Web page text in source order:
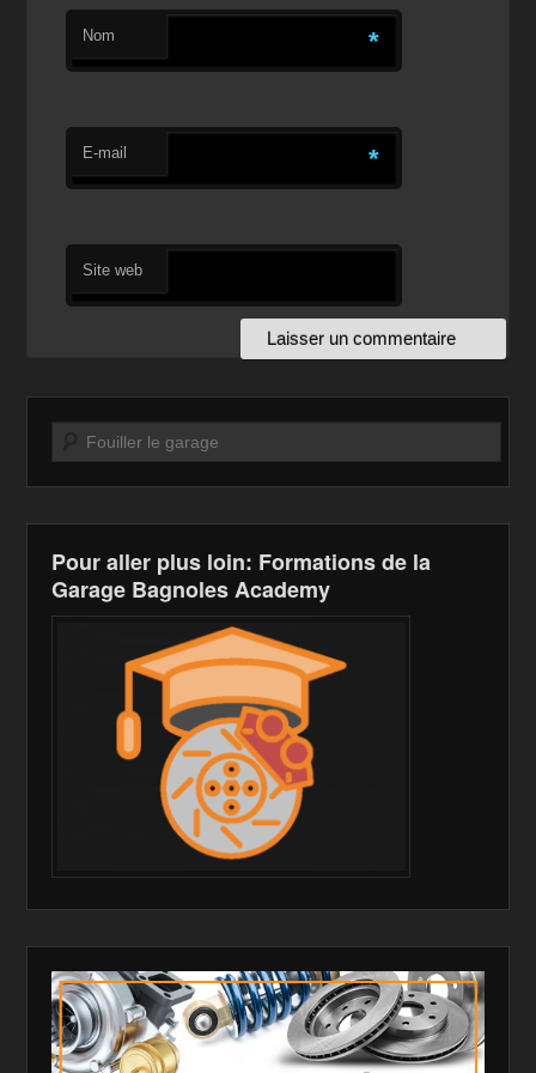
Nom *
E-mail *
Site web
Recherche
Pour aller plus loin: Formations de la
Garage Bagnoles Academy